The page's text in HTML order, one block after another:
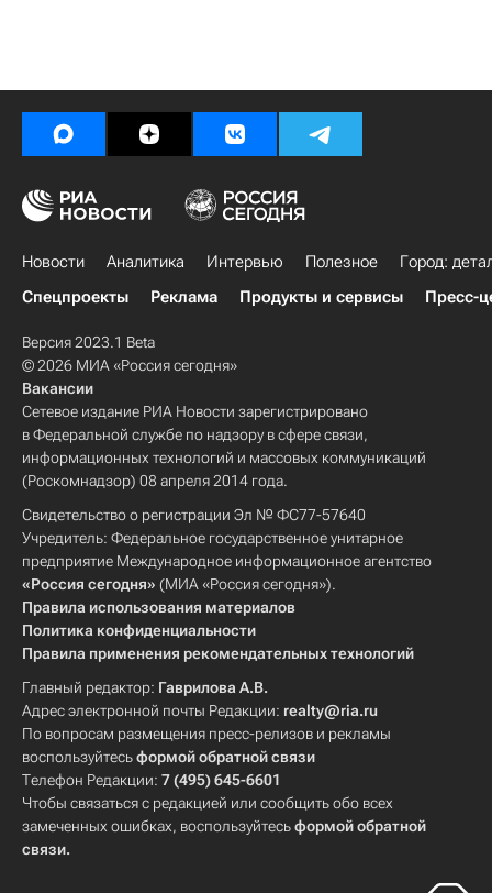
Новости Аналитика Интервью Полезное
Город:
Спецпроекты
Реклама Продукты и сервисы Пресс-
Версия 2023.1 Beta
© 2026 МИА «Россия сегодня»
Вакансии
Сетевое издание РИА Новости зарегистрировано
в Федеральной службе по надзору в сфере связи,
информационных технологий и массовых коммуникаций
(Роскомнадзор) 08 апреля 2014 года.
Свидетельство о регистрации Эл № ФС77-57640
Учредитель: Федеральное государственное унитарное
предприятие Международное информационное агентство
«Россия сегодня» (МИА «Россия сегодня»).
Правила использования материалов
Политика конфиденциальности
Правила применения рекомендательных технологий
Главный редактор: Гаврилова А.В.
Адрес электронной почты Редакции: realty@ria.ru
По вопросам размещения пресс-релизов и рекламы
воспользуйтесьформой обратной связи
Телефон Редакции: 7 (495) 645-6601
Чтобы связаться с редакцией или сообщить обо всех
замеченных ошибках, воспользуйтесьформой обратной
связи.